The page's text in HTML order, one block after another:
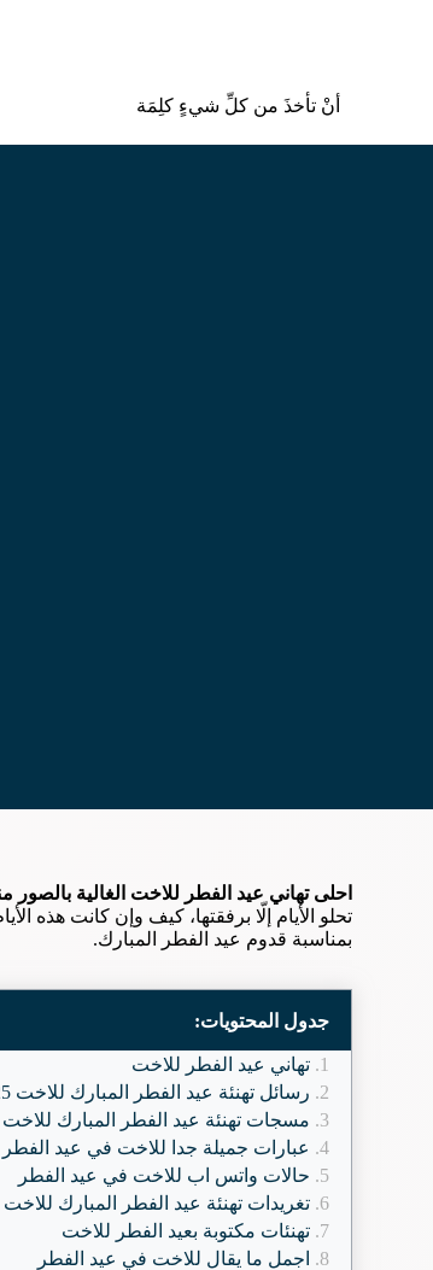
أنْ تأخذَ من كلِّ شيءٍ كلِمَة
احلى تهاني عيد الفطر للاخت الغالية بالصور
تحلو الأيام إلّا برفقتها، كيف وإن كانت هذه
بمناسبة قدوم عيد الفطر المبارك.
جدول المحتويات:
تهاني عيد الفطر للاخت
رسائل تهنئة عيد الفطر المبارك للاخت 2025
مسجات تهنئة عيد الفطر المبارك للاخت
عبارات جميلة جدا للاخت في عيد الفطر
حالات واتس اب للاخت في عيد الفطر
تغريدات تهنئة عيد الفطر المبارك للاخت
تهنئات مكتوبة بعيد الفطر للاخت
اجمل ما يقال للاخت في عيد الفطر